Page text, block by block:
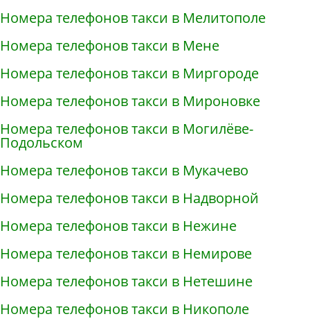
Номера телефонов такси в Мелитополе
Номера телефонов такси в Мене
Номера телефонов такси в Миргороде
Номера телефонов такси в Мироновке
Номера телефонов такси в Могилёве-
Подольском
Номера телефонов такси в Мукачево
Номера телефонов такси в Надворной
Номера телефонов такси в Нежине
Номера телефонов такси в Немирове
Номера телефонов такси в Нетешине
Номера телефонов такси в Никополе